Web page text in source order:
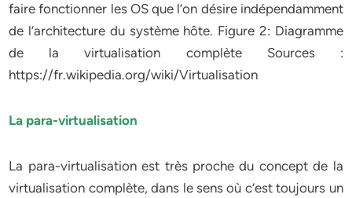
faire fonctionner les OS que l’on désire indépendamment
de l’architecture du système hôte. Figure 2: Diagramme
de la virtualisation complète Sources :
https://fr.wikipedia.org/wiki/Virtualisation
La para-virtualisation
La para-virtualisation est très proche du concept de la
virtualisation complète, dans le sens où c’est toujours un